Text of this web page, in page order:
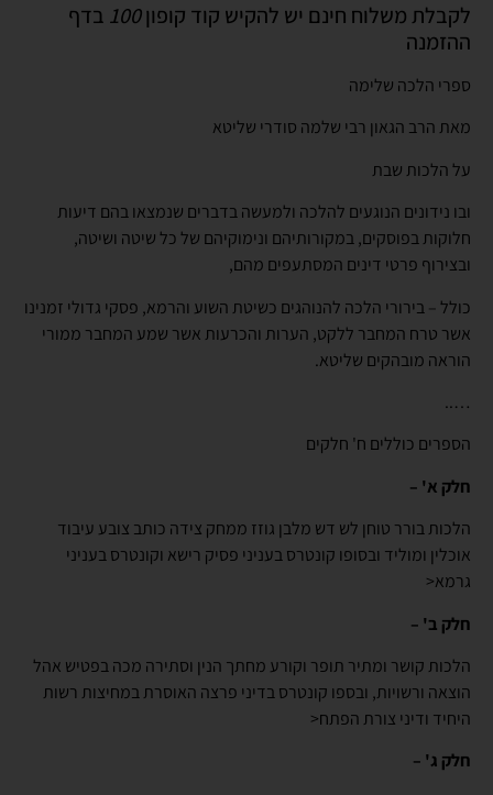
לקבלת משלוח חינם יש להקיש קוד קופון100 בדף
ההזמנה
ספרי הלכה שלימה
מאת הרב הגאון רבי שלמה סודרי שליטא
על הלכות שבת
ובו נידונים הנוגעים להלכה ולמעשה בדברים שנמצאו בהם דיעות
חלוקות בפוסקים, במקורותיהם ונימוקיהם של כל שיטה ושיטה,
ובצירוף פרטי דינים המסתעפים מהם,
כולל – בירורי הלכה להנוהגים כשיטת השוע והרמא, פסקי גדולי זמנינו
אשר טרח המחבר ללקט, הערות והכרעות אשר שמע המחבר ממורי
הוראה מובהקים שליטא.
…..
הספרים כוללים ח' חלקים
חלק א' –
הלכות בורר טוחן לש דש מלבן גוזז ממחק צידה כותב צובע עיבוד
אוכלין ומוליד ובסופו קונטרס בעניני פסיק רישא וקונטרס בעניני
גרמא<
חלק ב' –
הלכות קושר ומתיר תופר וקורע מחתך הנין וסתירה מכה בפטיש אהל
הוצאה ורשויות, ובספו קונטרס בדיני פרצה האוסרת במחיצות רשות
היחיד ודיני צורת הפתח<
חלק ג' –